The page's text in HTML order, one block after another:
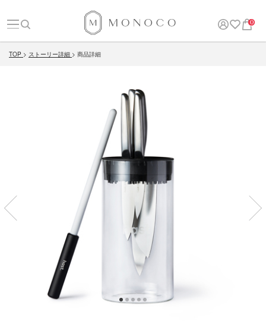
0
TOP ストーリー詳細 商品詳細